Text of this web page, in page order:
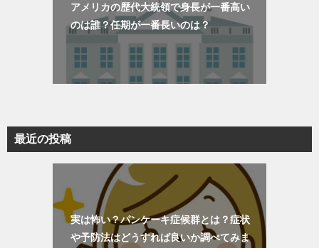
アメリカの歴代大統領で身長が一番高い
のは誰？任期が一番長いのは？
最近の投稿
実は怖い？パンケーキ症候群とは？症状
や予防法はどうすれば良いか調べてみま